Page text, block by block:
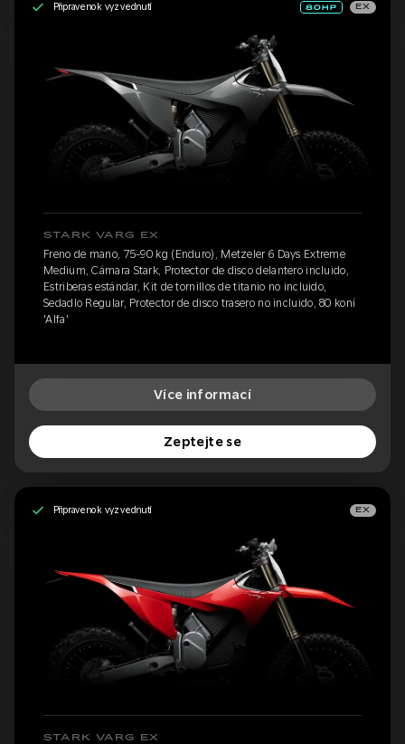
Připraveno k vyzvednutí EX
STARK VARG EX
Freno de mano, 75-90 kg (Enduro), Metzeler 6 Days Extreme
Medium, Cámara Stark, Protector de disco delantero incluido,
Estriberas estándar, Kit de tornillos de titanio no incluido,
Sedadlo Regular, Protector de disco trasero no incluido, 80 koní
'Alfa'
Více informací
Zeptejte se
Připraveno k vyzvednutí EX
STARK VARG EX